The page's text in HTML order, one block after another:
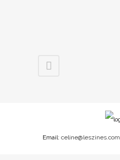
Email: celine@leszines.com